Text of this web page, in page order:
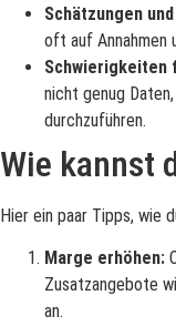
Schätzungen
oft auf Annahmen
Schwierigkeiten
nicht genug
durchzuführen.
Wie kannst
Hier ein paar Tipps, wie
Marge erhöhen:
Zusatzangebote
an.